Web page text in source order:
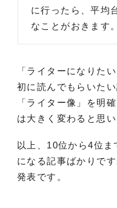
に行ったら、平均
なことがおきます。
「ライターになりた
初に読んでもらいた
「ライター像」を明
は大きく変わると思い
以上、10位から4位
になる記事ばかりで
発表です。